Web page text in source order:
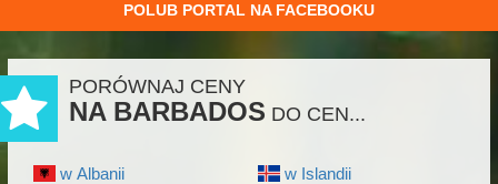
POLUB PORTAL NA FACEBOOKU
PORÓWNAJ CENY
NA BARBADOS DO CEN...
w Albanii
w Islandii